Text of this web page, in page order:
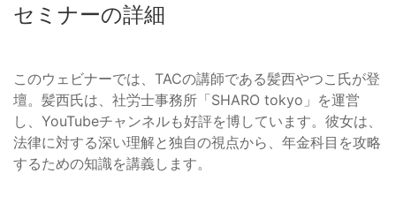
セミナーの詳細
このウェビナーでは、TACの講師である髪西やつこ氏が登
壇。髪西氏は、社労士事務所「SHARO tokyo」を運営
し、YouTubeチャンネルも好評を博しています。彼女は、
法律に対する深い理解と独自の視点から、年金科目を攻略
するための知識を講義します。